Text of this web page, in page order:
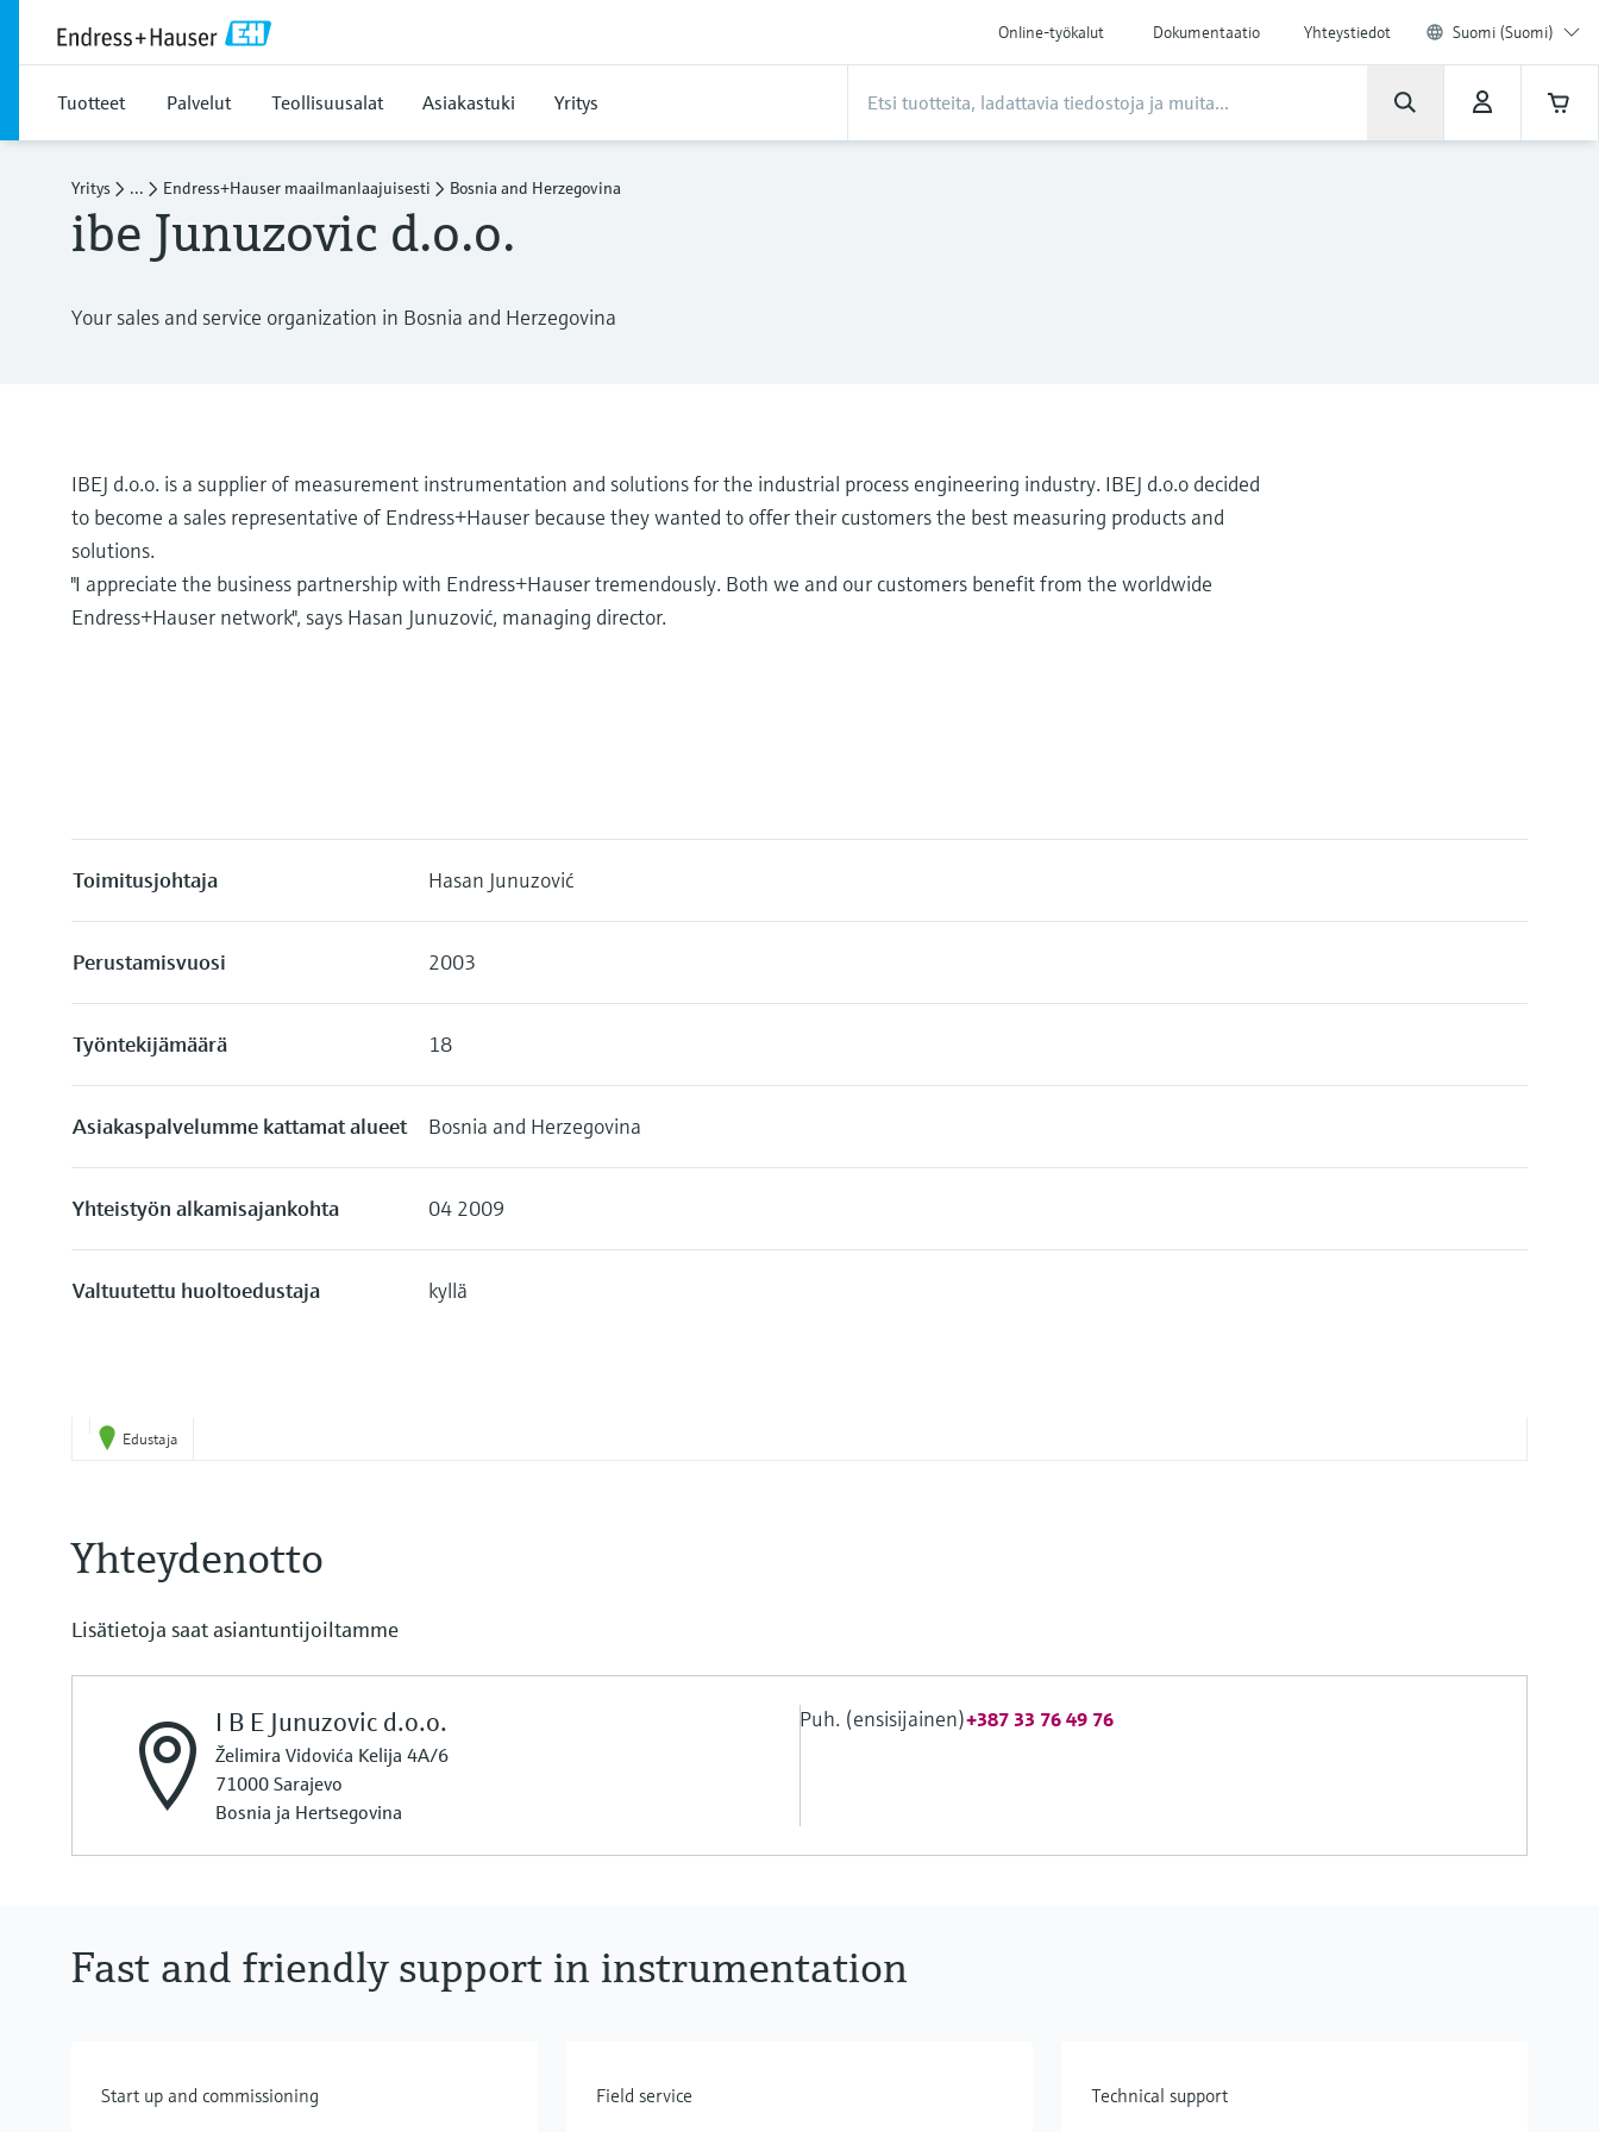
Online-työkalut Dokumentaatio Yhteystiedot Suomi (Suomi)
Tuotteet Palvelut Teollisuusalat Asiakastuki Yritys
Yritys ... Endress+Hauser maailmanlaajuisesti Bosnia and Herzegovina
ibe Junuzovic d.o.o.
Your sales and service organization in Bosnia and Herzegovina
IBEJ d.o.o. is a supplier of measurement instrumentation and solutions for the industrial process engineering industry. IBEJ d.o.o decided
to become a sales representative of Endress+Hauser because they wanted to offer their customers the best measuring products and
solutions.
"I appreciate the business partnership with Endress+Hauser tremendously. Both we and our customers benefit from the worldwide
Endress+Hauser network", says Hasan Junuzović, managing director.
Toimitusjohtaja Hasan Junuzović
Perustamisvuosi 2003
Työntekijämäärä 18
Asiakaspalvelumme kattamat alueet Bosnia and Herzegovina
Yhteistyön alkamisajankohta 04 2009
Valtuutettu huoltoedustaja kyllä
Edustaja
Yhteydenotto
Lisätietoja saat asiantuntijoiltamme
I B E Junuzovic d.o.o.
Želimira Vidovića Kelija 4A/6
71000 Sarajevo
Bosnia ja Hertsegovina
Puh. (ensisijainen)+387 33 76 49 76
Fast and friendly support in instrumentation
Start up and commissioning Field service Technical support